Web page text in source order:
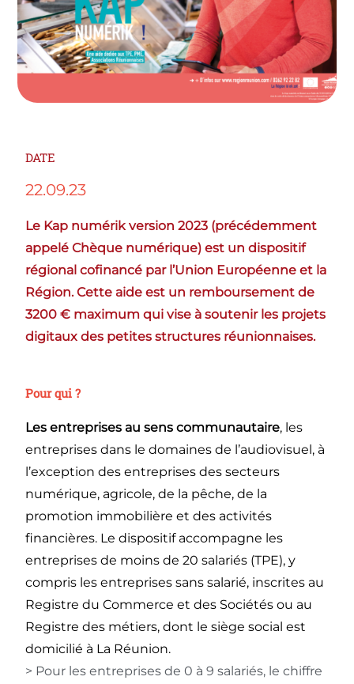
DATE
22.09.23
Le Kap numérik version 2023 (précédemment
appelé Chèque numérique) est un dispositif
régional cofinancé par l’Union Européenne et la
Région. Cette aide est un remboursement de
3200 € maximum qui vise à soutenir les projets
digitaux des petites structures réunionnaises.
Pour qui ?
Les entreprises au sens communautaire, les
entreprises dans le domaines de l’audiovisuel, à
l’exception des entreprises des secteurs
numérique, agricole, de la pêche, de la
promotion immobilière et des activités
financières. Le dispositif accompagne les
entreprises de moins de 20 salariés (TPE), y
compris les entreprises sans salarié, inscrites au
Registre du Commerce et des Sociétés ou au
Registre des métiers, dont le siège social est
domicilié à La Réunion.
> Pour les entreprises de 0 à 9 salariés, le chiffre